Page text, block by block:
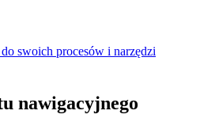
swoich procesów i narzędzi
nawigacyjnego